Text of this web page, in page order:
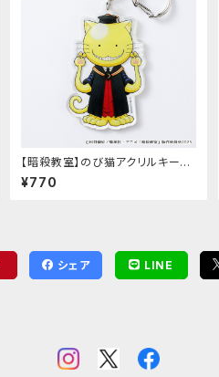
【暗殺教室】のび猫アクリルキーホ
ルダー（殺せんせー）
¥770
シェア LINE